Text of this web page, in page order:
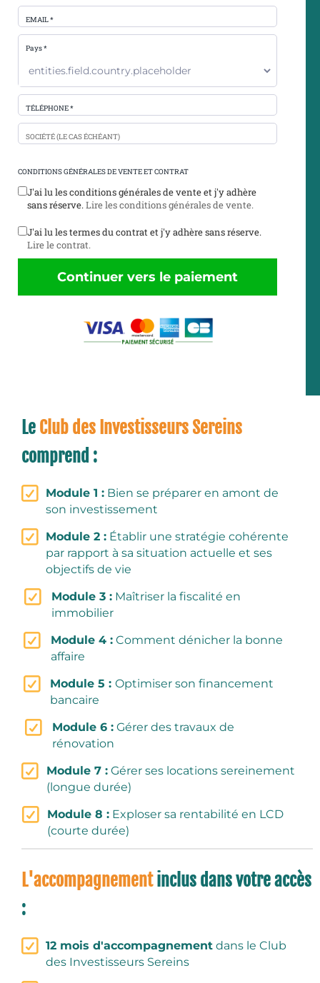
EMAIL *
Pays *
TÉLÉPHONE *
SOCIÉTÉ (LE CAS ÉCHÉANT)
CONDITIONS GÉNÉRALES DE VENTE ET CONTRAT
J'ai lu les conditions générales de vente et j'y adhère
sans réserve.Lire les conditions générales de vente.
J'ai lu les termes du contrat et j'y adhère sans réserve.
Lire le contrat.
Continuer vers le paiement
Le Club des Investisseurs Sereins
comprend :
Module 1 : Bien se préparer en amont de
son investissement
Module 2 : Établir une stratégie cohérente
par rapport à sa situation actuelle et ses
objectifs de vie
Module 3 : Maîtriser la fiscalité en
immobilier
Module 4 :Comment dénicher la bonne
affaire
Module 5 : Optimiser son financement
bancaire
Module 6 : Gérer des travaux de
rénovation
Module 7 :Gérer ses locations sereinement
(longue durée)
Module 8 : Exploser sa rentabilité en LCD
(courte durée)
L'accompagnementinclus dans votre accès
:
12 mois d'accompagnement dans le Club
des Investisseurs Sereins